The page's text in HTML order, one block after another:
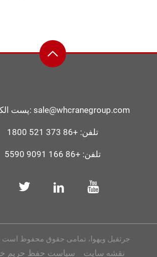
پست الکترونیک: sale@whcranegroup.com
تلفن: +86 373 521 1800
تلفن: +86 166 9091 5590
© 2026 جرثقیل ویهوا، تمامی حقوق محفوظ است
نقشه سایت سیاست حفظ حریم